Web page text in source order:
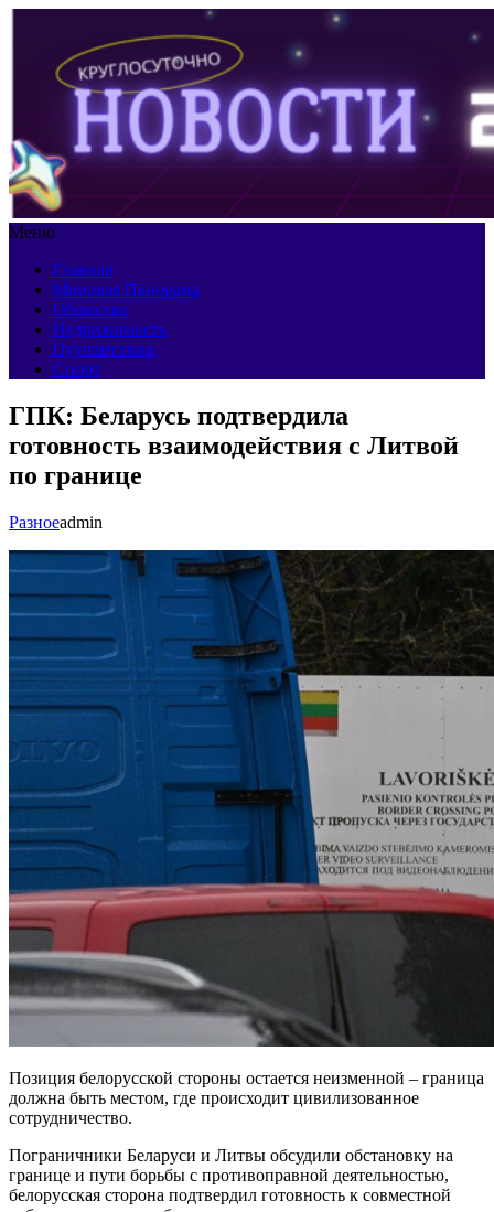
Меню
Главная
Мировая Панорама
Общество
Недвижимость
Путешествия
Спорт
ГПК: Беларусь подтвердила
готовность взаимодействия с Литвой
по границе
Разноеadmin
Позиция белорусской стороны остается неизменной – граница
должна быть местом, где происходит цивилизованное
сотрудничество.
Пограничники Беларуси и Литвы обсудили обстановку на
границе и пути борьбы с противоправной деятельностью,
белорусская сторона подтвердил готовность к совместной